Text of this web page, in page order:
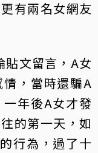
有兩名女網友
文留言，A女
，當時還騙A
年後A女才發
的第一天，如
行為，過了十